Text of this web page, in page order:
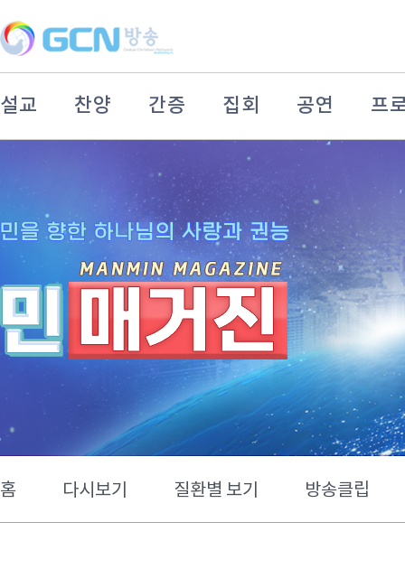
설교 찬양 간증 집회 공연 프
홈 다시보기 질환별 보기 방송클립